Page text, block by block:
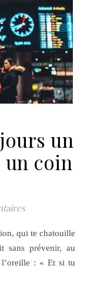
un
un coin
sans prévenir, au
l’oreille : « Et si tu